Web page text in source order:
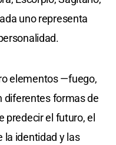
uno representa
elementos —fuego,
diferentes formas de
predecir el futuro, el
la identidad y las